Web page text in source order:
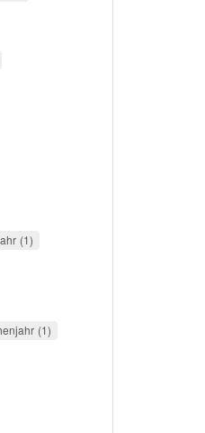
1
1